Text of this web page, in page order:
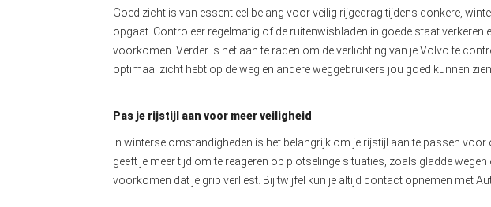
Goed zicht is van essentieel belang voor veilig rijgedrag tijdens donkere,
opgaat. Controleer regelmatig of de ruitenwisbladen in goede staat
voorkomen. Verder is het aan te raden om de verlichting van je Volvo te
optimaal zicht hebt op de weg en andere weggebruikers jou goed kunnen zien.
Pas je rijstijl aan voor meer veiligheid
In winterse omstandigheden is het belangrijk om je rijstijl aan te passen
geeft je meer tijd om te reageren op plotselinge situaties, zoals gladde
voorkomen dat je grip verliest. Bij twijfel kun je altijd contact opnemen met